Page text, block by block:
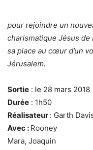
pour rejoindre un
charismatique Jésus
sa place au cœur d’un
Jérusalem.
Sortie : le 28 mars 2018
Durée : 1h50
Réalisateur : Garth
Avec : Rooney
Mara, Joaquin